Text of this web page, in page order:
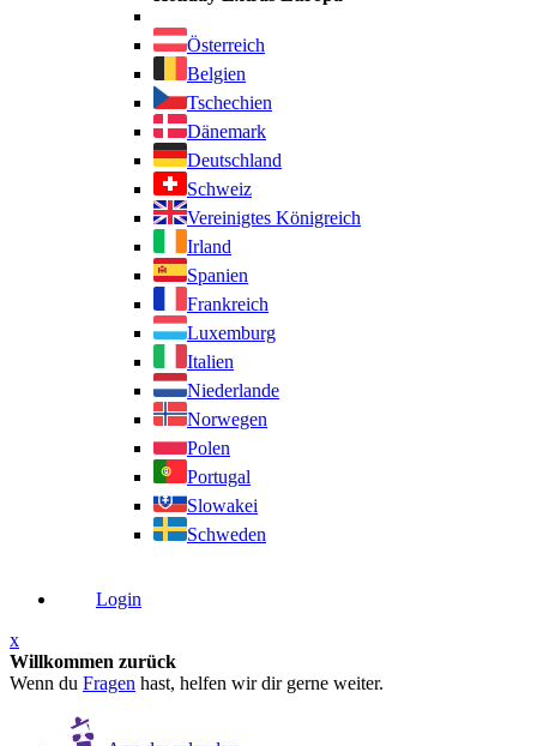
Österreich
Belgien
Tschechien
Dänemark
Deutschland
Schweiz
Vereinigtes Königreich
Irland
Spanien
Frankreich
Luxemburg
Italien
Niederlande
Norwegen
Polen
Portugal
Slowakei
Schweden
Login
x
Willkommen zurück
Wenn du Fragen hast, helfen wir dir gerne weiter.